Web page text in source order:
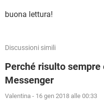
buona lettura!
Discussioni simili
Perché risulto sempre
Messenger
Valentina - 16 gen 2018 alle 00:33